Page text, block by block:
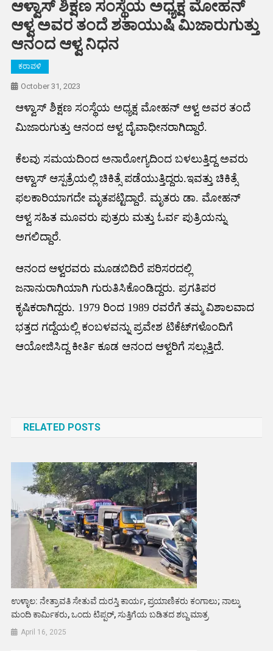
ಆಳ್ವಾಸ್ ಶಿಕ್ಷಣ ಸಂಸ್ಥೆಯ ಅಧ್ಯಕ್ಷ ಮೋಹನ್
ಆಳ್ವ ಅವರ ತಂದೆ ಶತಾಯುಷಿ ಮಿಜಾರುಗುತ್ತು
ಆನಂದ ಆಳ್ವ ನಿಧನ
ಕರಾವಳಿ
October 31, 2023
ಆಳ್ವಾಸ್ ಶಿಕ್ಷಣ ಸಂಸ್ಥೆಯ ಅಧ್ಯಕ್ಷ ಮೋಹನ್ ಆಳ್ವ ಅವರ ತಂದೆ
ಮಿಜಾರುಗುತ್ತು ಆನಂದ ಆಳ್ವ ದೈವಾಧೀನರಾಗಿದ್ದಾರೆ.
ಕೆಲವು ಸಮಯದಿಂದ ಅನಾರೋಗ್ಯದಿಂದ ಬಳಲುತ್ತಿದ್ದ ಅವರು
ಆಳ್ವಾಸ್ ಆಸ್ಪತ್ರೆಯಲ್ಲಿ ಚಿಕಿತ್ಸೆ ಪಡೆಯುತ್ತಿದ್ದರು.ಇವತ್ತು ಚಿಕಿತ್ಸೆ
ಫಲಕಾರಿಯಾಗದೇ ಮೃತಪಟ್ಟಿದ್ದಾರೆ. ಮೃತರು ಡಾ. ಮೋಹನ್
ಆಳ್ವ ಸಹಿತ ಮೂವರು ಪುತ್ರರು ಮತ್ತು ಓರ್ವ ಪುತ್ರಿಯನ್ನು
ಅಗಲಿದ್ದಾರೆ.
ಆನಂದ ಆಳ್ವರವರು ಮೂಡಬಿದಿರೆ ಪರಿಸರದಲ್ಲಿ
ಜನಾನುರಾಗಿಯಾಗಿ ಗುರುತಿಸಿಕೊಂಡಿದ್ದರು. ಪ್ರಗತಿಪರ
ಕೃಷಿಕರಾಗಿದ್ದರು. 1979 ರಿಂದ 1989 ರವರೆಗೆ ತಮ್ಮ ವಿಶಾಲವಾದ
ಭತ್ತದ ಗದ್ದೆಯಲ್ಲಿ ಕಂಬಳವನ್ನು ಪ್ರವೇಶ ಟಿಕೆಟ್‌ಗಳೊಂದಿಗೆ
ಆಯೋಜಿಸಿದ್ದ ಕೀರ್ತಿ ಕೂಡ ಆನಂದ ಆಳ್ವರಿಗೆ ಸಲ್ಲುತ್ತಿದೆ.
RELATED POSTS
ಉಳ್ಳಾಲ: ನೇತ್ರಾವತಿ ಸೇತುವೆ ದುರಸ್ತಿ ಕಾರ್ಯ, ಪ್ರಯಾಣಿಕರು ಕಂಗಾಲು; ನಾಲ್ಕು
ಮಂದಿ ಕಾರ್ಮಿಕರು, ಒಂದು ಟಿಪ್ಪರ್, ಸುತ್ತಿಗೆಯ ಬಡಿತದ ಶಬ್ದ ಮಾತ್ರ
April 16, 2025